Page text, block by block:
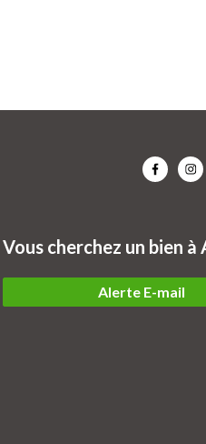
Vous cherchez un bien à
Alerte E-mail